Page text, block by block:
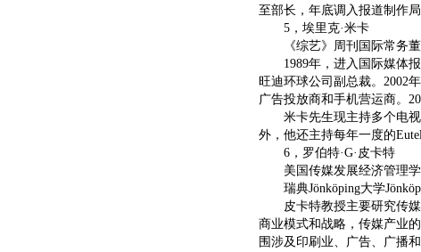
至部长，年底调入报道制作
5，埃里克·米卡
《综艺》周刊国际常务
1989年，进入国际媒体报
旺迪环球公司副总裁。2002
广告投放商和手机营运商。
米卡先生现主持多个电视
外，他还主持每年一度的
6，罗伯特·G·皮卡特
美国传媒发展经济管理学
瑞典Jönköping大学
皮卡特教授主要研究传媒
商业模式和战略，传媒产业
围涉及印刷业、广告、广播和